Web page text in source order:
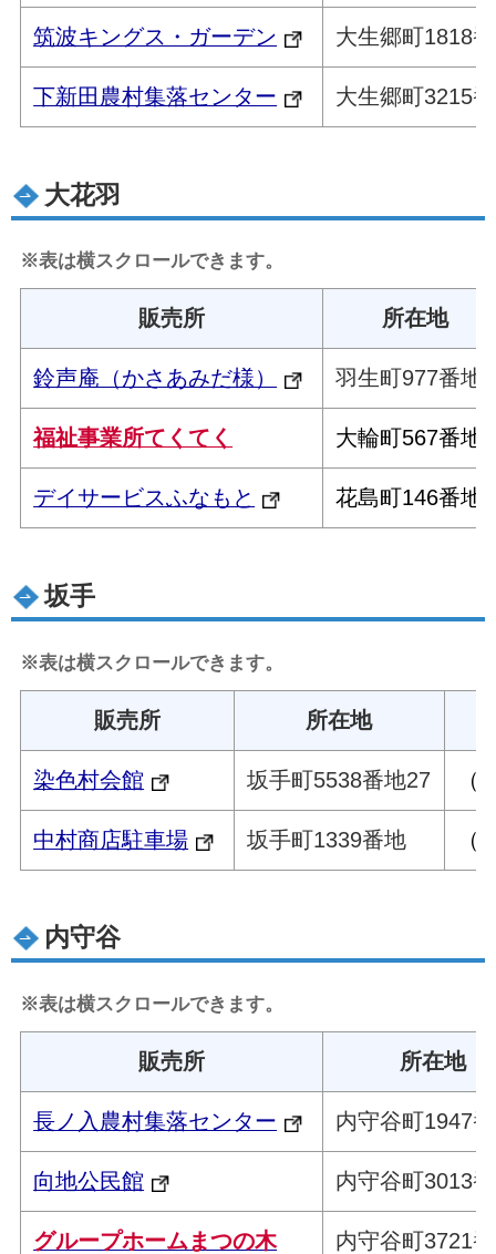
筑波キングス・ガーデン 大生郷町1818
下新田農村集落センター 大生郷町3215
大花羽
※表は横スクロールできます。
販売所 所在地
鈴声庵（かさあみだ様） 羽生町977番地
福祉事業所てくてく 大輪町567番地
デイサービスふなもと 花島町146番地1
坂手
※表は横スクロールできます。
販売所 所在地
染色村会館 坂手町5538番地27 （
中村商店駐車場 坂手町1339番地 （
内守谷
※表は横スクロールできます。
販売所 所在地
長ノ入農村集落センター 内守谷町1947
向地公民館 内守谷町3013
グループホームまつの木 内守谷町3721